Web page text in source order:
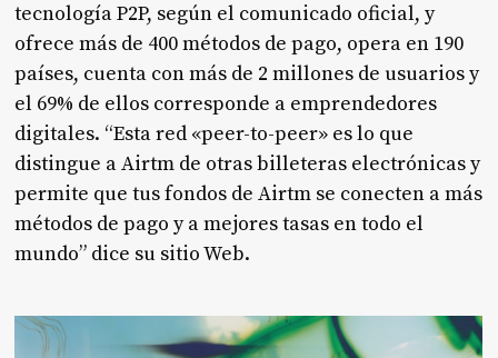
tecnología P2P, según el comunicado oficial, y
ofrece más de 400 métodos de pago, opera en 190
países, cuenta con más de 2 millones de usuarios y
el 69% de ellos corresponde a emprendedores
digitales. “Esta red «peer-to-peer» es lo que
distingue a Airtm de otras billeteras electrónicas y
permite que tus fondos de Airtm se conecten a más
métodos de pago y a mejores tasas en todo el
mundo” dice su sitio Web.